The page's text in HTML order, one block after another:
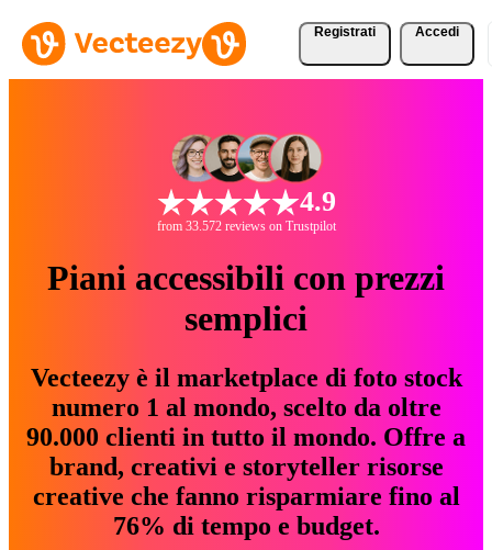
Registrati Accedi
4.9
from 33.572 reviews on Trustpilot
Piani accessibili con prezzi
semplici
Vecteezy è il marketplace di foto stock
numero 1 al mondo, scelto da oltre
90.000 clienti in tutto il mondo. Offre a
brand, creativi e storyteller risorse
creative che fanno risparmiare fino al
76% di tempo e budget.